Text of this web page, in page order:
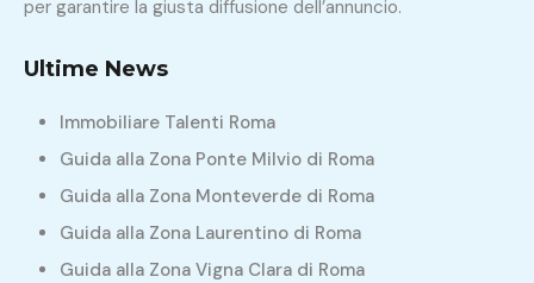
per garantire la giusta diffusione dell’annuncio.
Ultime News
Immobiliare Talenti Roma
Guida alla Zona Ponte Milvio di Roma
Guida alla Zona Monteverde di Roma
Guida alla Zona Laurentino di Roma
Guida alla Zona Vigna Clara di Roma